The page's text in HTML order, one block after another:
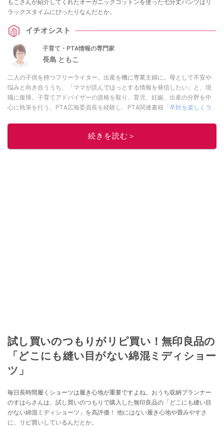
もこさんが紹介してくれたオーガニックコットンを使った七分丈パンツはリ
ラックスタイムにぴったりなんだとか。
イチオシスト
子育て・PTA情報の専門家
長島 ともこ
二人の子供を持つフリーライター。出産を機に専業主婦に。母として不安や
悩みと向き合ううち、「ママが読んでほっとする情報を発信したい」と、現
職に復帰。子育てアドバイザーの資格を取り、育児、妊娠、出産の分野を中
心に執筆を行う。PTA広報委員長を経験し、PTA関連書籍 「卒対を楽しくラ
このイチオシストの他の記事を読む
続きを読む＞
試し買いのつもりがリピ買い！無印良品の
「どこにも縫い目がない綿混ミディショー
ツ」
毎日長時間履くショーツは履き心地が重要ですよね。おうち収納プランナー
のすはらさんは、試し買いのつもりで購入した無印良品の「どこにも縫い目
がない綿混ミディショーツ」を高評価！ 他にはない履き心地や畳みやすさ
に、リピ買いしているんだとか。